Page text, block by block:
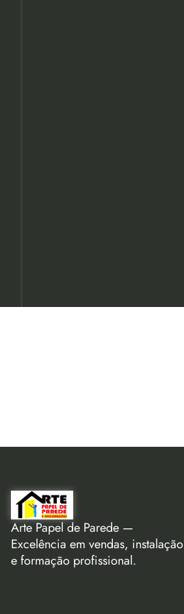
Arte Papel de Parede —
Excelência em vendas, instalação
e formação profissional.